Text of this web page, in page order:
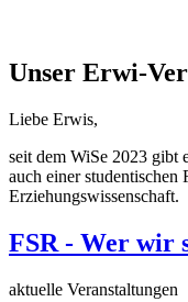
Unser Erwi-
Liebe Erwis,
seit dem WiSe 2023 gibt
auch einer studentischen
Erziehungswissenschaft.
FSR - Wer wir
aktuelle Veranstaltungen